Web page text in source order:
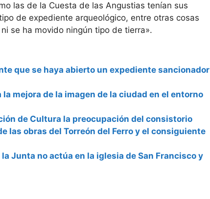
las de la Cuesta de las Angustias tenían sus
de expediente arqueológico, entre otras cosas
se ha movido ningún tipo de tierra».
que se haya abierto un expediente sancionador
la mejora de la imagen de la ciudad en el entorno
de Cultura la preocupación del consistorio
las obras del Torreón del Ferro y el consiguiente
Junta no actúa en la iglesia de San Francisco y